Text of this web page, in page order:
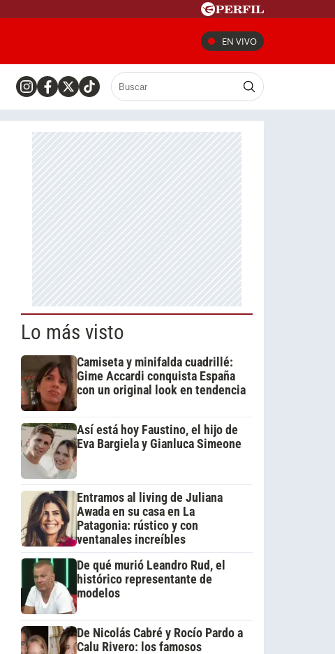
EN VIVO
Lo más visto
Camiseta y minifalda cuadrillé:
Gime Accardi conquista España
con un original look en tendencia
Así está hoy Faustino, el hijo de
Eva Bargiela y Gianluca Simeone
Entramos al living de Juliana
Awada en su casa en La
Patagonia: rústico y con
ventanales increíbles
De qué murió Leandro Rud, el
histórico representante de
modelos
De Nicolás Cabré y Rocío Pardo a
Calu Rivero: los famosos